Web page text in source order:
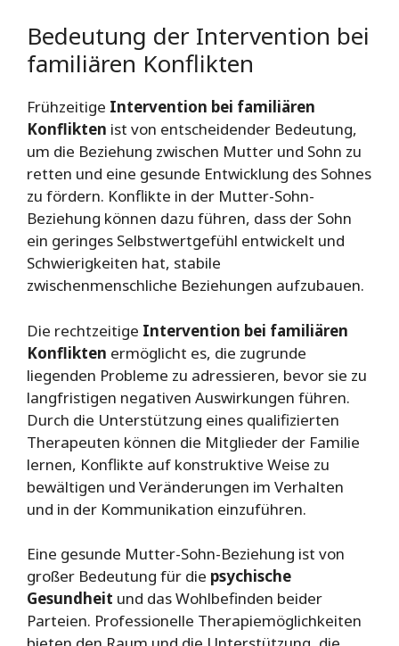
Bedeutung der Intervention bei
familiären Konflikten
Frühzeitige Intervention bei familiären
Konflikten ist von entscheidender Bedeutung,
um die Beziehung zwischen Mutter und Sohn zu
retten und eine gesunde Entwicklung des Sohnes
zu fördern. Konflikte in der Mutter-Sohn-
Beziehung können dazu führen, dass der Sohn
ein geringes Selbstwertgefühl entwickelt und
Schwierigkeiten hat, stabile
zwischenmenschliche Beziehungen aufzubauen.
Die rechtzeitige Intervention bei familiären
Konflikten ermöglicht es, die zugrunde
liegenden Probleme zu adressieren, bevor sie zu
langfristigen negativen Auswirkungen führen.
Durch die Unterstützung eines qualifizierten
Therapeuten können die Mitglieder der Familie
lernen, Konflikte auf konstruktive Weise zu
bewältigen und Veränderungen im Verhalten
und in der Kommunikation einzuführen.
Eine gesunde Mutter-Sohn-Beziehung ist von
großer Bedeutung für die psychische
Gesundheit und das Wohlbefinden beider
Parteien. Professionelle Therapiemöglichkeiten